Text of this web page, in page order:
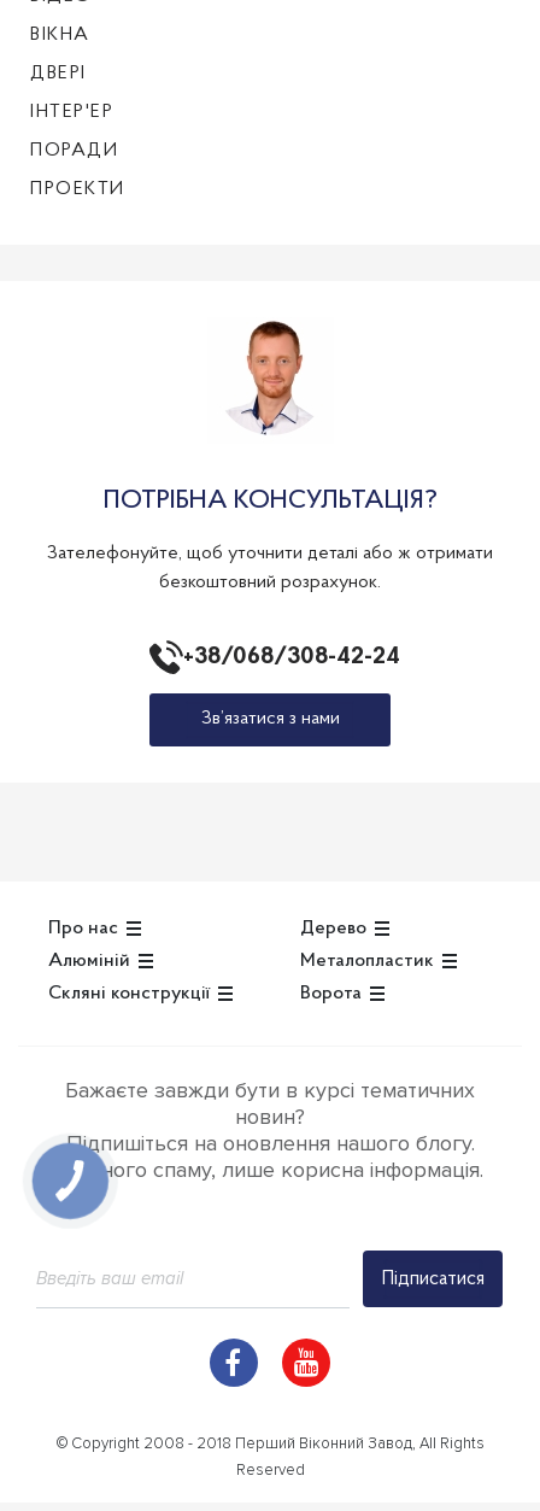
ВІКНА
ДВЕРІ
ІНТЕР'ЕР
ПОРАДИ
ПРОЕКТИ
ПОТРІБНА КОНСУЛЬТАЦІЯ?
Зателефонуйте, щоб уточнити деталі або ж отримати
безкоштовний розрахунок.
+38/068/308-42-24
Зв’язатися з нами
Про нас
Дерево
Алюміній
Металопластик
Скляні конструкції
Ворота
© Copyright 2008 - 2018 Перший Віконний Завод, All Rights
Reserved
Бажаєте завжди бути в курсі тематичних
новин?
Підпишіться на оновлення нашого блогу.
Жодного спаму, лише корисна інформація.
Підписатися